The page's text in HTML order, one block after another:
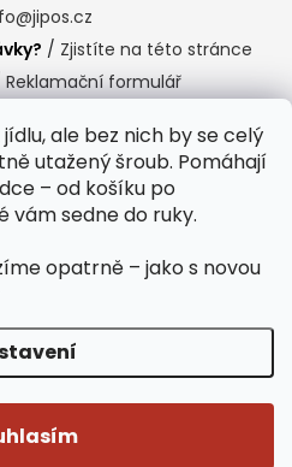
ale bez nich by se celý
utažený šroub. Pomáhají
– od košíku po
sedne do ruky.
opatrně – jako s novou
/ Zjistíte na této stránce
Reklamační formulář
11:30
/Webdesign mi-ma.cz
práva vyhrazena.Upravit nastavení